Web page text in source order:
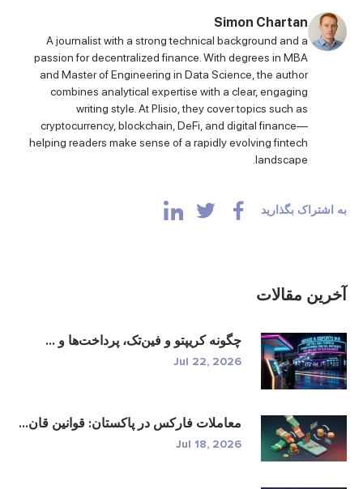
Simon Chartan
A journalist with a strong technical background and a
passion for decentralized finance. With degrees in MBA
and Master of Engineering in Data Science, the author
combines analytical expertise with a clear, engaging
writing style. At Plisio, they cover topics such as
cryptocurrency, blockchain, DeFi, and digital finance—
helping readers make sense of a rapidly evolving fintech
landscape.
اشتراک بگذارید
مقالات
چگونه کریپتو و فین‌تک، پرداخت‌ها و ...
Jul 22, 2026
معاملات فارکس در پاکستان: قوانین قان...
Jul 18, 2026